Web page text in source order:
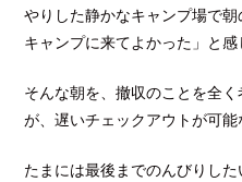
やりした静かなキャンプ場で朝
キャンプに来てよかった」と感
そんな朝を、撤収のことを全
が、遅いチェックアウトが可能
たまには最後までのんびりし